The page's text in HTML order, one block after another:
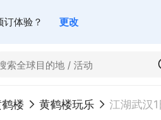
体验？ 更改
楼 黄鹤楼玩乐